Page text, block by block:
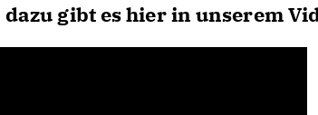
gibt es hier in unserem